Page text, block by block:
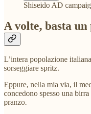
Shiseido AD
A volte, basta
L’intera popolazione
sorseggiare spritz.
Eppure, nella mia via, il
concedono spesso una
pranzo.